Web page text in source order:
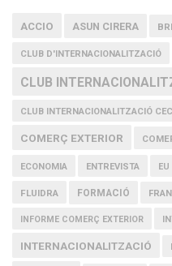
ACCIO ASUN CIRERA
CLUB D'INTERNACIONALITZACIÓ
CLUB
CLUB INTERNACIONALITZACIÓ
COMERÇ EXTERIOR
ECONOMIA ENTREVISTA EU
FLUIDRA FORMACIÓ
INFORME COMERÇ EXTERIOR
INTERNACIONALITZACIÓ